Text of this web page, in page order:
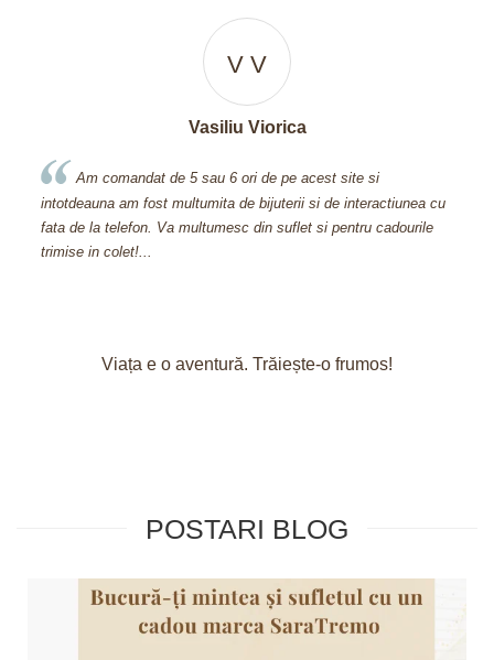
cu
A S
A. Steliana
Nu stiu cu cine am vorbit pe chat, dar m-a ajutat foarte
mult acea persoana sa aleg cerceii potriviti pentru mine. Sunt
multumita de experienta pe care am avut-o cu acest site si voi
reveni cu comenzi.
Viața e o aventură. Trăiește-o frumos!
POSTARI BLOG